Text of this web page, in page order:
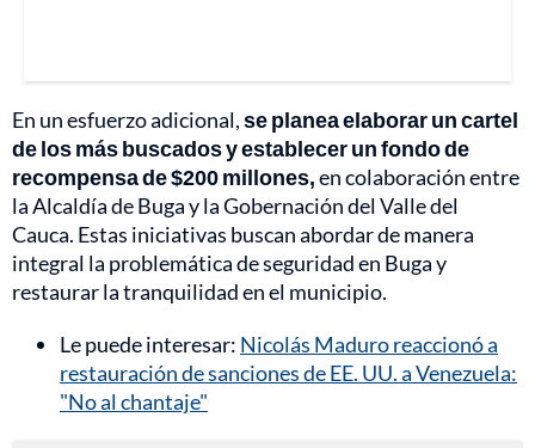
En un esfuerzo adicional,se planea elaborar un cartel
de los más buscados y establecer un fondo de
recompensa de $200 millones,en colaboración entre
la Alcaldía de Buga y la Gobernación del Valle del
Cauca. Estas iniciativas buscan abordar de manera
integral la problemática de seguridad en Buga y
restaurar la tranquilidad en el municipio.
Le puede interesar: Nicolás Maduro reaccionó a
restauración de sanciones de EE. UU. a Venezuela:
"No al chantaje"